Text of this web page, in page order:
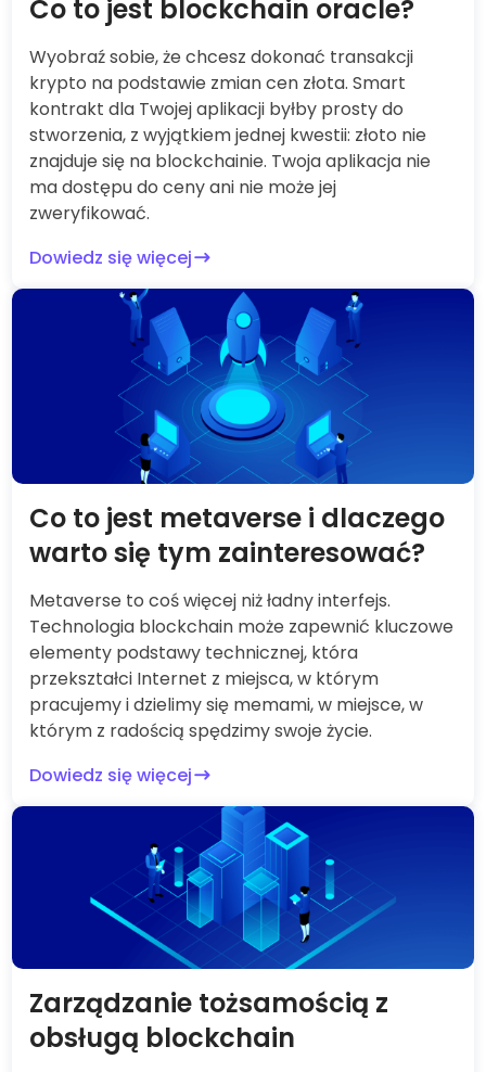
Co to jest blockchain oracle?
Wyobraź sobie, że chcesz dokonać transakcji
krypto na podstawie zmian cen złota. Smart
kontrakt dla Twojej aplikacji byłby prosty do
stworzenia, z wyjątkiem jednej kwestii: złoto nie
znajduje się na blockchainie. Twoja aplikacja nie
ma dostępu do ceny ani nie może jej
zweryfikować.
Dowiedz się więcej
Co to jest metaverse i dlaczego
warto się tym zainteresować?
Metaverse to coś więcej niż ładny interfejs.
Technologia blockchain może zapewnić kluczowe
elementy podstawy technicznej, która
przekształci Internet z miejsca, w którym
pracujemy i dzielimy się memami, w miejsce, w
którym z radością spędzimy swoje życie.
Dowiedz się więcej
Zarządzanie tożsamością z
obsługą blockchain